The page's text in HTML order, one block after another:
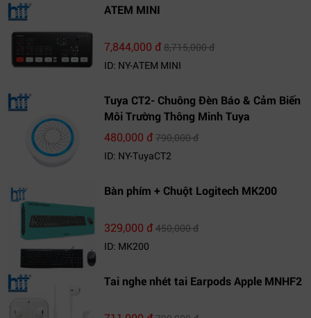
ATEM MINI
7,844,000 đ8,715,000 đ
ID: NY-ATEM MINI
Tuya CT2- Chuông Đèn Báo & Cảm Biến
Môi Trường Thông Minh Tuya
480,000 đ790,000 đ
ID: NY-TuyaCT2
Bàn phím + Chuột Logitech MK200
329,000 đ450,000 đ
ID: MK200
Tai nghe nhét tai Earpods Apple MNHF2